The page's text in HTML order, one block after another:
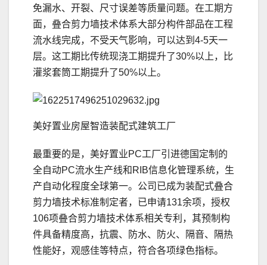
免漏水、开裂、尺寸误差等质量问题。在工期方
面，叠合剪力墙技术体系大部分构件部品在工程
流水线完成，不受天气影响，可以达到4-5天一
层。这工期比传统现浇工期提升了30%以上，比
灌浆套筒工期提升了50%以上。
美好置业房屋智造装配式建筑工厂
最重要的是，美好置业PC工厂引进德国定制的
全自动PC流水生产线和RIB信息化管理系统，生
产自动化程度全球第一。公司已成为装配式叠合
剪力墙技术标准制定者，已申请131余项，授权
106项叠合剪力墙技术体系相关专利，其预制构
件具备精度高，抗震、防水、防火、隔音、隔热
性能好，观感佳等特点，符合各项绿色指标。